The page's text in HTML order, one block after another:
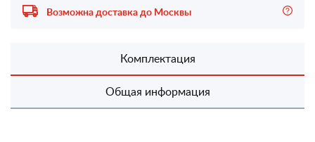
Возможна доставка до Москвы
Комплектация
Общая информация